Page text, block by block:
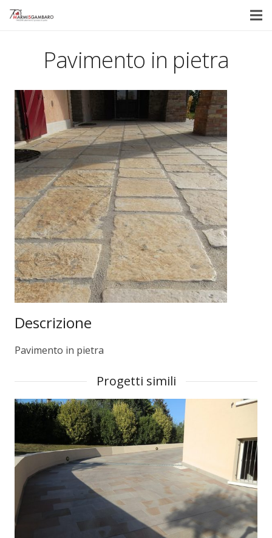
Pavimento in pietra
Descrizione
Pavimento in pietra
Progetti simili